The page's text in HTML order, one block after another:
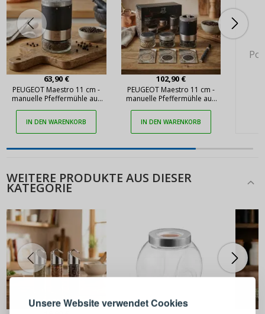
Unsere Website verwendet Cookies
63,90 €
PEUGEOT Maestro 11 cm -
manuelle Pfeffermühle aus
IN DEN WARENKORB
102,90 €
PEUGEOT Maestro 11 cm -
manuelle Pfeffermühle aus
IN DEN WARENKORB
WEITERE PRODUKTE AUS DIESER
KATEGORIE
ANMELDEN REGISTRIEREN
Melden Sie sich bei Ihrem